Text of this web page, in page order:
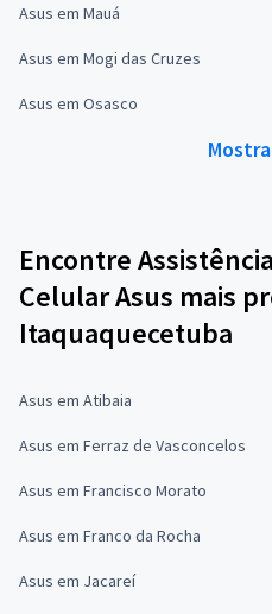
Asus em Mauá
Asus em Mogi das Cruzes
Asus em Osasco
Encontre
Celular Asus mais
Itaquaquecetuba
Asus em Atibaia
Asus em Ferraz de Vasconcelos
Asus em Francisco Morato
Asus em Franco da Rocha
Asus em Jacareí